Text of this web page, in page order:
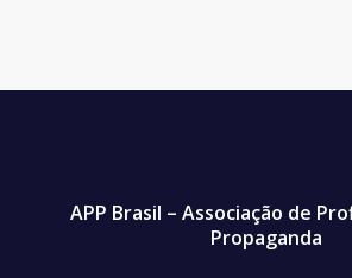
APP Brasil – Associação de
Propaganda